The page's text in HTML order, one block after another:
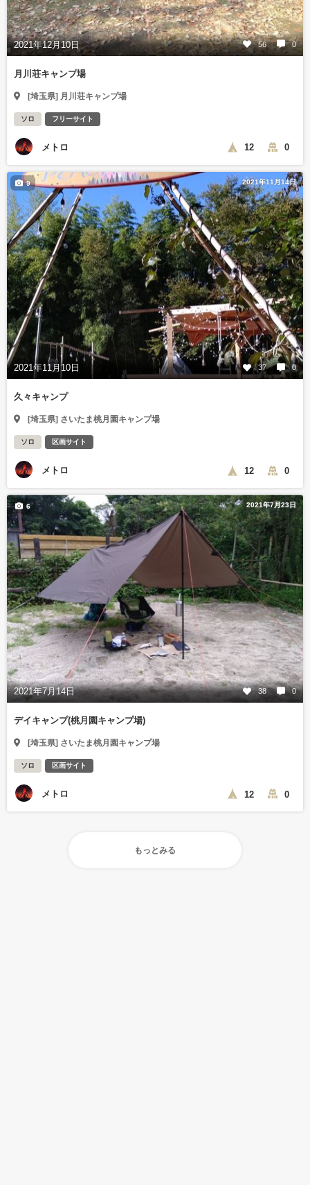
2021年12月10日 56 0
月川荘キャンプ場
[埼玉県] 月川荘キャンプ場
ソロ フリーサイト
メトロ 12 0
2021年11月14日
2021年11月10日 37 0
9
久々キャンプ
[埼玉県] さいたま桃月園キャンプ場
ソロ 区画サイト
メトロ 12 0
2021年7月23日
2021年7月14日 38 0
6
デイキャンプ(桃月園キャンプ場)
[埼玉県] さいたま桃月園キャンプ場
ソロ 区画サイト
メトロ 12 0
もっとみる